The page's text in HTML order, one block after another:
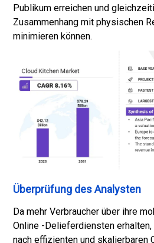
Publikum erreichen und
Zusammenhang mit physischen
minimieren können.
Überprüfung des Analysten
Da mehr Verbraucher über ihre
Online -Delieferdiensten
nach effizienten und skalierbaren